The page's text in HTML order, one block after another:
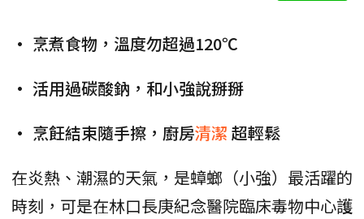
• 烹煮食物，溫度勿超過120℃
• 活用過碳酸鈉，和小強說掰掰
• 烹飪結束隨手擦，廚房清潔 超輕鬆
在炎熱、潮濕的天氣，是蟑螂（小強）最活躍的
時刻，可是在林口長庚紀念醫院臨床毒物中心護